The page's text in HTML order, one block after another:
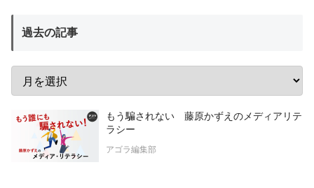
過去の記事
もう騙されない 藤原かずえのメディアリテ
ラシー
アゴラ編集部